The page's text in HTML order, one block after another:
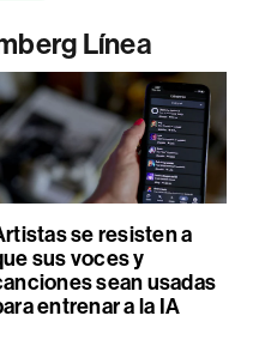
Línea
se resisten a
sus voces y
sean usadas
entrenar a la IA